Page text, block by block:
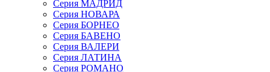
Серия МАДРИД
Серия НОВАРА
Серия БОРНЕО
Серия БАВЕНО
Серия ВАЛЕРИ
Серия ЛАТИНА
Серия РОМАНО